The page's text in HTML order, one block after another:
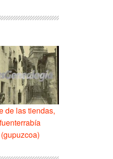
de las tiendas,
fuenterrabía
(gupuzcoa)